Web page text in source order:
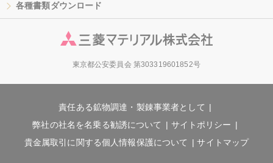
各種書類ダウンロード
東京都公安委員会 第303319601852号
責任ある鉱物調達・製錬事業者として
弊社の社名を名乗る勧誘について
サイトポリシー
貴金属取引に関する個人情報保護について
サイトマップ